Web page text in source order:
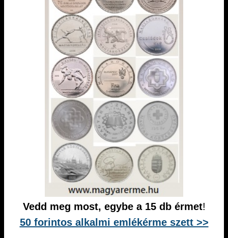
Vedd meg most, egybe a 15 db érmet!
50 forintos alkalmi emlékérme szett >>